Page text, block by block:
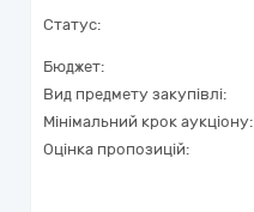
Статус:
Бюджет:
Вид предмету закупівлі:
Мінімальний крок аукціону:
Оцінка пропозицій: